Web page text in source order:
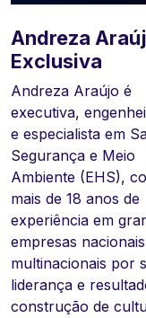
Andreza
Exclusiva
Andreza Araújo é
executiva,
e especialista em
Segurança e Meio
Ambiente (EHS),
mais de 18 anos de
experiência em
empresas
multinacionais por
liderança e
construção de
DialetoStore a
Loja Digital da
Dialethos!
ao Futuro!
Faça sua inscrição
insira seu curso
gratuitamente.
O Futuro começa
uma atitude!
Seja muito bem
Nova Era do
Conhecimento!